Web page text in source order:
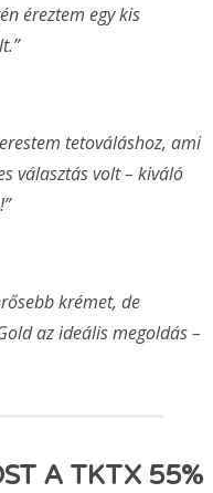
éreztem egy kis
tetováláshoz, ami
választás volt – kiváló
krémet, de
az ideális megoldás –
A TKTX 55%